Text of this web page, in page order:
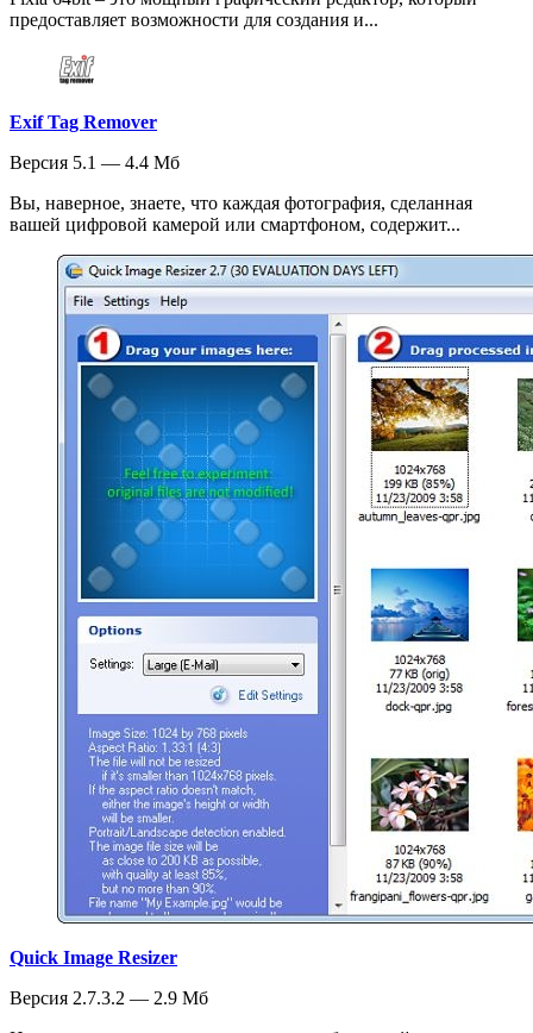
предоставляет возможности для создания и...
Exif Tag Remover
Версия 5.1 — 4.4 Мб
Вы, наверное, знаете, что каждая фотография, сделанная
вашей цифровой камерой или смартфоном, содержит...
Quick Image Resizer
Версия 2.7.3.2 — 2.9 Мб